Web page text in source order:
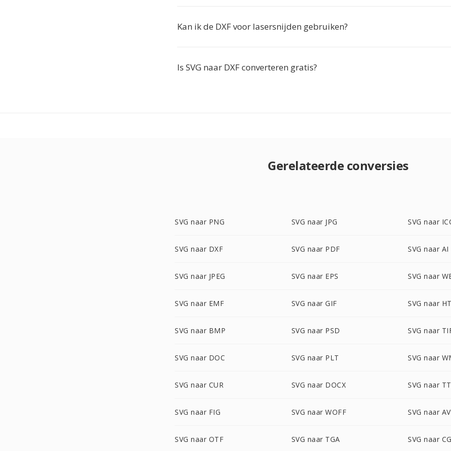
Kan ik de DXF voor lasersnijden gebruiken?
Is SVG naar DXF converteren gratis?
Gerelateerde conversies
SVG naar PNG SVG naar JPG SVG naar
SVG naar DXF SVG naar PDF SVG naar AI
SVG naar JPEG SVG naar EPS SVG naar
SVG naar EMF SVG naar GIF SVG naar
SVG naar BMP SVG naar PSD SVG naar
SVG naar DOC SVG naar PLT SVG naar
SVG naar CUR SVG naar DOCX SVG naar
SVG naar FIG SVG naar WOFF SVG naar
SVG naar OTF SVG naar TGA SVG naar